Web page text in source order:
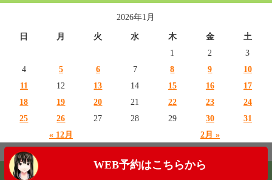
2026年1月
日 月 火 水 木 金 土
« 12月 2月 »
1 2
3
4
5 6 7 8 9
10
11
12 13 14 15 16
17
18
19 20 21 22 23
24
25
26 27 28 29 30 31
WEB予約はこちらから